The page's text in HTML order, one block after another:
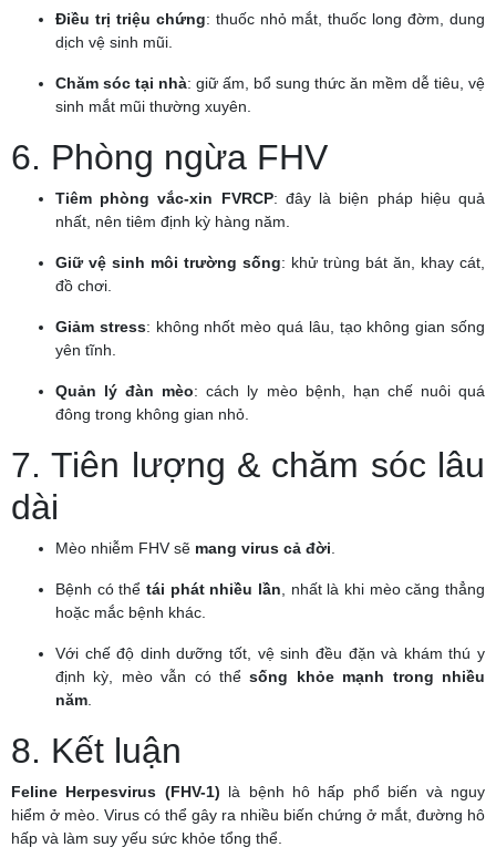
Điều trị triệu chứng: thuốc nhỏ mắt, thuốc long đờm, dung
dịch vệ sinh mũi.
Chăm sóc tại nhà: giữ ấm, bổ sung thức ăn mềm dễ tiêu, vệ
sinh mắt mũi thường xuyên.
6. Phòng ngừa FHV
Tiêm phòng vắc-xin FVRCP: đây là biện pháp hiệu quả
nhất, nên tiêm định kỳ hàng năm.
Giữ vệ sinh môi trường sống: khử trùng bát ăn, khay cát,
đồ chơi.
Giảm stress: không nhốt mèo quá lâu, tạo không gian sống
yên tĩnh.
Quản lý đàn mèo: cách ly mèo bệnh, hạn chế nuôi quá
đông trong không gian nhỏ.
7. Tiên lượng & chăm sóc lâu
dài
Mèo nhiễm FHV sẽ mang virus cả đời
Bệnh có thể tái phát nhiều lần , nhất là khi mèo căng thẳng
hoặc mắc bệnh khác.
Với chế độ dinh dưỡng tốt, vệ sinh đều đặn và khám thú y
định kỳ, mèo vẫn có thểsống khỏe mạnh trong nhiều
năm
8. Kết luận
Feline Herpesvirus (FHV-1) là bệnh hô hấp phổ biến và nguy
hiểm ở mèo. Virus có thể gây ra nhiều biến chứng ở mắt, đường hô
hấp và làm suy yếu sức khỏe tổng thể.